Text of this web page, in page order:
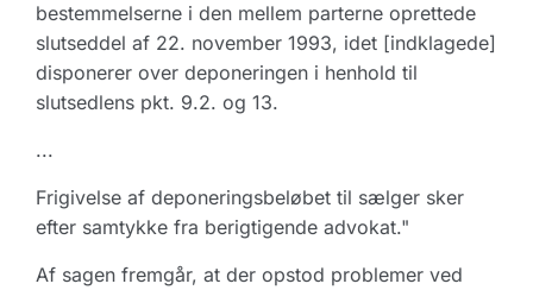
bestemmelserne i den mellem parterne oprettede
slutseddel af 22. november 1993, idet [indklagede]
disponerer over deponeringen i henhold til
slutsedlens pkt. 9.2. og 13.
...
Frigivelse af deponeringsbeløbet til sælger sker
efter samtykke fra berigtigende advokat."
Af sagen fremgår, at der opstod problemer ved